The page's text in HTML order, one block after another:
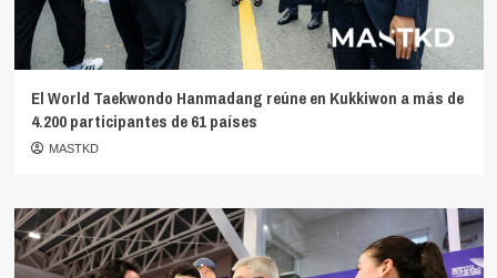
El World Taekwondo Hanmadang reúne en Kukkiwon a más de
4.200 participantes de 61 países
MASTKD